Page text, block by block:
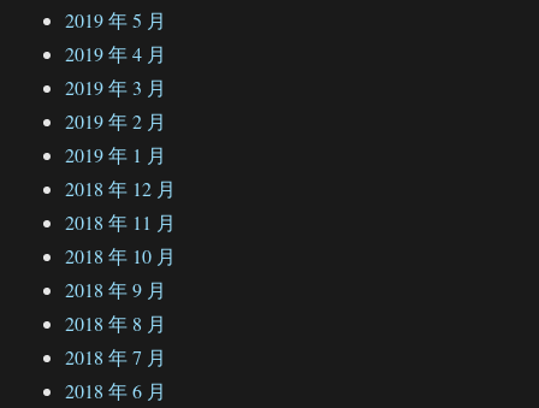
2019 年 5 月
2019 年 4 月
2019 年 3 月
2019 年 2 月
2019 年 1 月
2018 年 12 月
2018 年 11 月
2018 年 10 月
2018 年 9 月
2018 年 8 月
2018 年 7 月
2018 年 6 月